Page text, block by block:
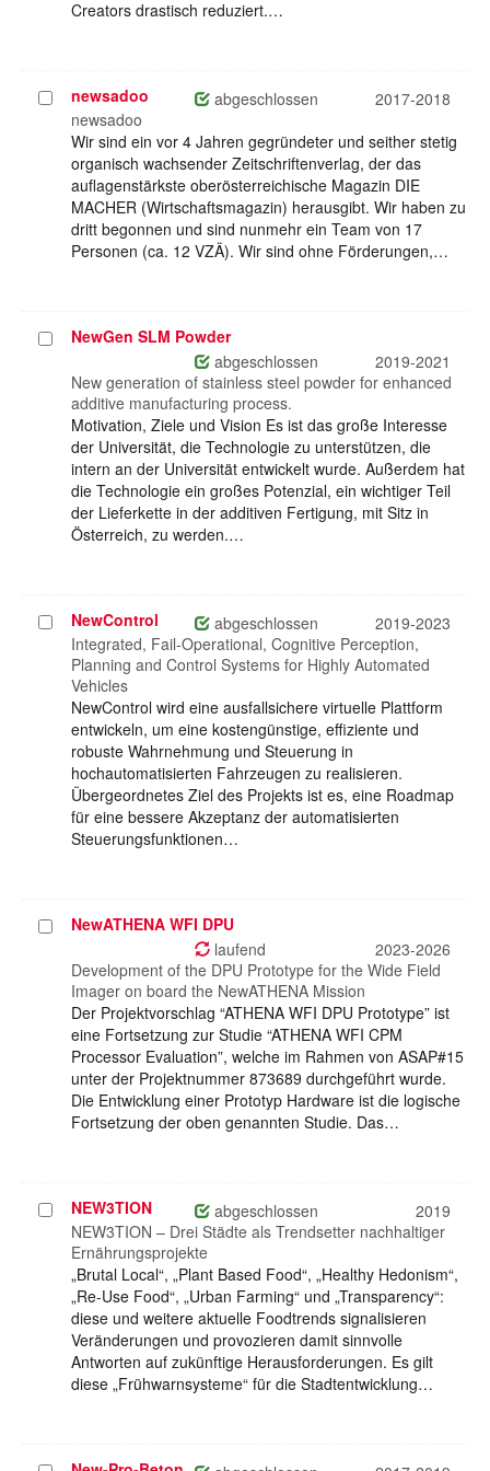
Creators drastisch reduziert.…
Projekt
auswählen
newsadoo abgeschlossen
2017-2018
newsadoo
Wir sind ein vor 4 Jahren gegründeter und seither stetig
organisch wachsender Zeitschriftenverlag, der das
auflagenstärkste oberösterreichische Magazin DIE
MACHER (Wirtschaftsmagazin) herausgibt. Wir haben zu
dritt begonnen und sind nunmehr ein Team von 17
Personen (ca. 12 VZÄ). Wir sind ohne Förderungen,…
ProjektNewGen SLM Powder
abgeschlossen
2019-2021
New generation of stainless steel powder for enhanced
additive manufacturing process.
Motivation, Ziele und Vision Es ist das große Interesse
der Universität, die Technologie zu unterstützen, die
intern an der Universität entwickelt wurde. Außerdem hat
die Technologie ein großes Potenzial, ein wichtiger Teil
der Lieferkette in der additiven Fertigung, mit Sitz in
Österreich, zu werden.…
Projekt
auswählen
NewControl abgeschlossen
2019-2023
Integrated, Fail-Operational, Cognitive Perception,
Planning and Control Systems for Highly Automated
Vehicles
NewControl wird eine ausfallsichere virtuelle Plattform
entwickeln, um eine kostengünstige, effiziente und
robuste Wahrnehmung und Steuerung in
hochautomatisierten Fahrzeugen zu realisieren.
Übergeordnetes Ziel des Projekts ist es, eine Roadmap
für eine bessere Akzeptanz der automatisierten
Steuerungsfunktionen…
ProjektNewATHENA WFI DPU
laufend
2023-2026
Development of the DPU Prototype for the Wide Field
Imager on board the NewATHENA Mission
Der Projektvorschlag “ATHENA WFI DPU Prototype” ist
eine Fortsetzung zur Studie “ATHENA WFI CPM
Processor Evaluation”, welche im Rahmen von ASAP#15
unter der Projektnummer 873689 durchgeführt wurde.
Die Entwicklung einer Prototyp Hardware ist die logische
Fortsetzung der oben genannten Studie. Das…
Projekt
auswählen
NEW3TION abgeschlossen
2019
NEW3TION – Drei Städte als Trendsetter nachhaltiger
Ernährungsprojekte
„Brutal Local“, „Plant Based Food“, „Healthy Hedonism“,
„Re-Use Food“, „Urban Farming“ und „Transparency“:
diese und weitere aktuelle Foodtrends signalisieren
Veränderungen und provozieren damit sinnvolle
Antworten auf zukünftige Herausforderungen. Es gilt
diese „Frühwarnsysteme“ für die Stadtentwicklung…